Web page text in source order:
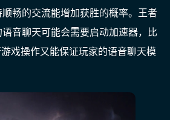
畅的交流能增加获胜的概率。王者
音聊天可能会需要启动加速器，比
戏操作又能保证玩家的语音聊天模